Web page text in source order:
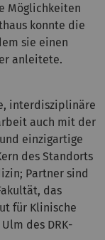
Möglichkeiten
konnte die
sie einen
anleitete.
interdisziplinäre
auch mit der
einzigartige
des Standorts
Partner sind
das
für Klinische
des DRK-